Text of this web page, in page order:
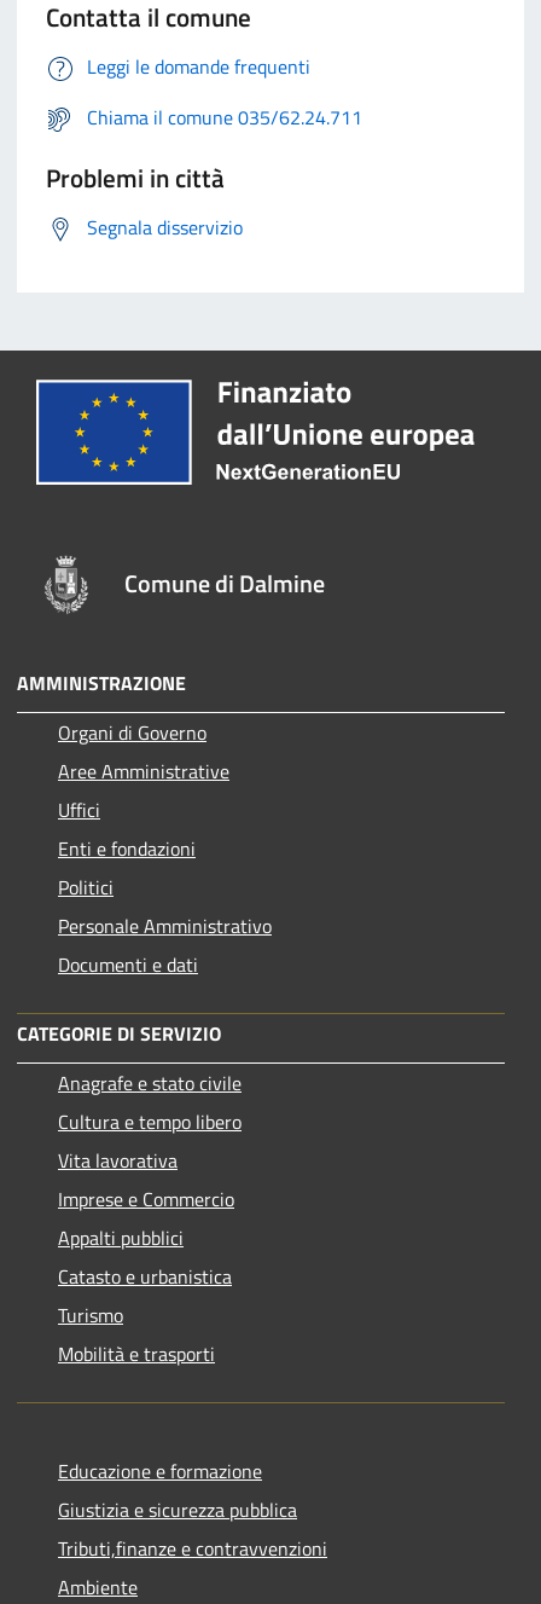
Contatta il comune
Leggi le domande frequenti
Chiama il comune 035/62.24.711
Problemi in città
Segnala disservizio
Comune di Dalmine
AMMINISTRAZIONE
Organi di Governo
Aree Amministrative
Uffici
Enti e fondazioni
Politici
Personale Amministrativo
Documenti e dati
CATEGORIE DI SERVIZIO
Anagrafe e stato civile
Cultura e tempo libero
Vita lavorativa
Imprese e Commercio
Appalti pubblici
Catasto e urbanistica
Turismo
Mobilità e trasporti
Educazione e formazione
Giustizia e sicurezza pubblica
Tributi,finanze e contravvenzioni
Ambiente